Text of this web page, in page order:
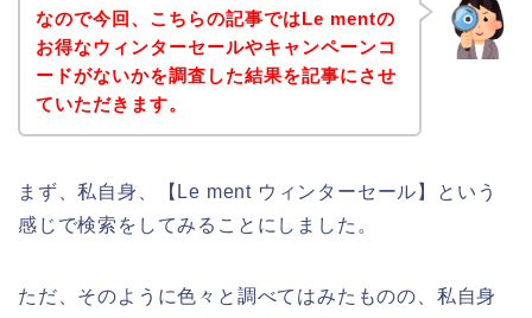
なので今回、こちらの記事ではLe mentの
お得なウィンターセールやキャンペーンコ
ードがないかを調査した結果を記事にさせ
ていただきます。
まず、私自身、【Le ment ウィンターセール】という
感じで検索をしてみることにしました。
ただ、そのように色々と調べてはみたものの、私自身